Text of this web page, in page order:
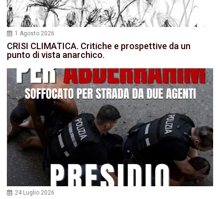
1 Agosto 2026
CRISI CLIMATICA. Critiche e prospettive da un
punto di vista anarchico.
24 Luglio 2026